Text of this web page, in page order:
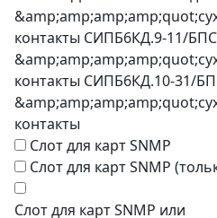
контакты СИПБ6КД.9-11/
контакты СИПБ6КД.10-31/
контакты
Слот для карт SNMP
Слот для карт SNMP
Слот для карт SNMP или